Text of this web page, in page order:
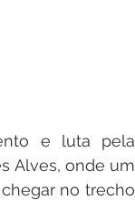
e luta pela
Alves, onde um
no trecho